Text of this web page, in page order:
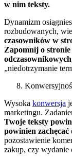
w nim teksty.
Dynamizm
rozbudowanych,
czasowników w
Zapomnij o
odczasownikowych
„niedotrzymanie
Wysoka konwersja
marketingu.
Twoje teksty
powinien
pozostawienie
zakup, czy wydanie